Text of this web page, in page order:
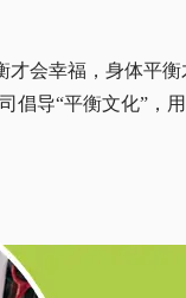
会幸福，身体平衡
导“平衡文化”，